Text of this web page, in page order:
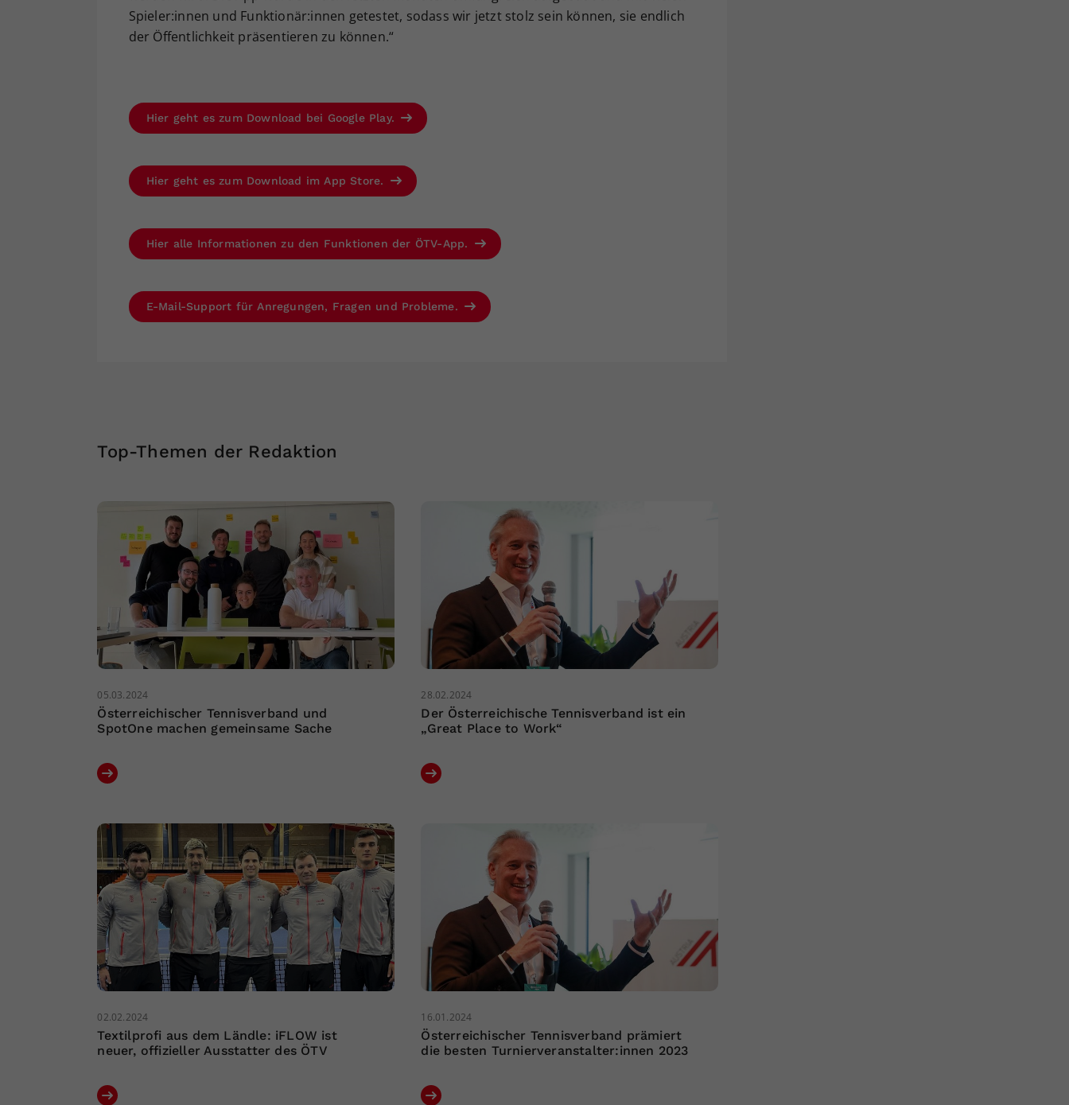
Spieler:innen und Funktionär:innen getestet, sodass wir jetzt stolz sein können, sie endlich
der Öffentlichkeit präsentieren zu können.“
Hier geht es zum Download bei Google Play.
Hier geht es zum Download im App Store.
Hier alle Informationen zu den Funktionen der ÖTV-App.
E-Mail-Support für Anregungen, Fragen und Probleme.
Top-Themen der Redaktion
05.03.2024
Österreichischer Tennisverband und
SpotOne machen gemeinsame Sache
28.02.2024
Der Österreichische Tennisverband ist ein
„Great Place to Work“
02.02.2024
Textilprofi aus dem Ländle: iFLOW ist
neuer, offizieller Ausstatter des ÖTV
16.01.2024
Österreichischer Tennisverband prämiert
die besten Turnierveranstalter:innen 2023